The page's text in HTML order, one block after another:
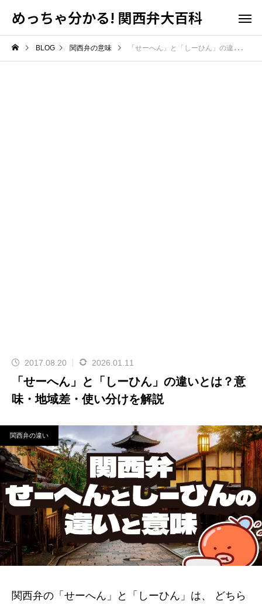
めっちゃ分かる! 関西弁大百科
BLOG 関西弁の意味 「せーへん」と「しーひん」の違いとは？意味・地域差・使い分けを解説
2017.08.20 2026.01.11
「せーへん」と「しーひん」の違いとは？意
味・地域差・使い分けを解説
関西弁の違い
関西弁の「せーへん」と「しーひん」は、 どちら